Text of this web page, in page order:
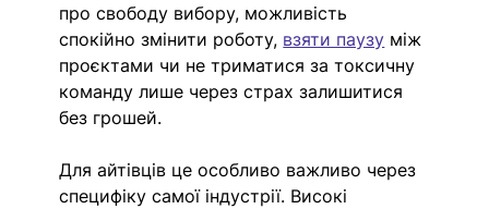
про свободу вибору, можливість
спокійно змінити роботу, взяти паузу між
проєктами чи не триматися за токсичну
команду лише через страх залишитися
без грошей.
Для айтівців це особливо важливо через
специфіку самої індустрії. Високі